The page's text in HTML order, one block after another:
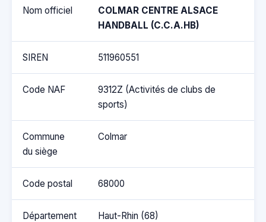
Nom officiel
COLMAR CENTRE ALSACE
HANDBALL (C.C.A.HB)
SIREN 511960551
Code NAF
9312Z (Activités de clubs de
sports)
Commune
du siège
Colmar
Code postal 68000
Département Haut-Rhin (68)